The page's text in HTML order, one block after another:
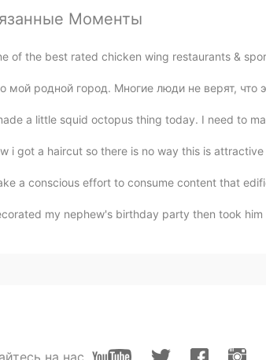
If you'll sing for me I'll sing for you , lol😂
Jo
Make sure you use the word "bubble"
Моменты
of the best rated chicken wing restaurants &
мой родной город. Многие люди не верят, что
a little squid octopus thing today. I need to
i got a haircut so there is no way this is
a conscious effort to consume content that
my nephew's birthday party then took
на нас